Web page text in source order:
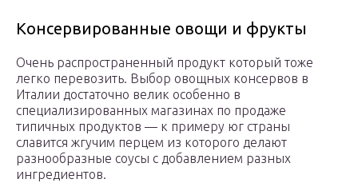
Консервированные овощи и фрукты
Очень распространенный продукт который тоже
легко перевозить. Выбор овощных консервов в
Италии достаточно велик особенно в
специализированных магазинах по продаже
типичных продуктов — к примеру юг страны
славится жгучим перцем из которого делают
разнообразные соусы с добавлением разных
ингредиентов.